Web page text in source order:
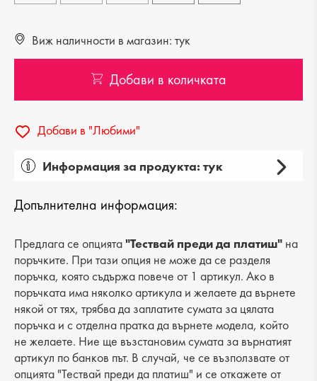
Виж наличности в магазин: тук
Добави в количката
Добави в "Любими"
Информация за продукта: тук
Вид на продукта: ежедневни
Категория: обувки
Лицев материал: текстил
Хастар: еко кожа
Ходило/Подметка: ток
Вид стелка: естествена кожа
Допълнителна информация:
Предлага се опцията"Тествай преди да платиш" на
поръчките. При тази опция не може да се разделя
поръчка, която съдържа повече от 1 артикул. Ако в
поръчката има няколко артикула и желаете да върнете
някой от тях, трябва да заплатите сумата за цялата
поръчка и с отделна пратка да върнете модела, който
не желаете. Ние ще възстановим сумата за върнатият
артикул по банков път. В случай, че се възползвате от
опцията "Тествай преди да платиш" и се откажете от